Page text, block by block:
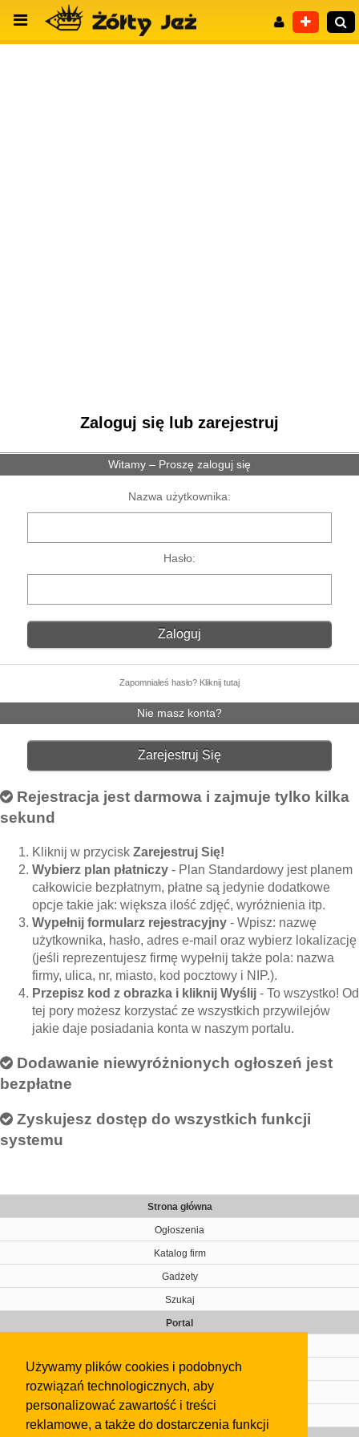
Używamy plików cookies i podobnych
rozwiązań technologicznych, aby
personalizować zawartość i treści
reklamowe, a także do dostarczenia funkcji
Zaloguj się lub zarejestruj
Witamy – Proszę zaloguj się
Nazwa użytkownika:
Hasło:
Zapomniałeś hasło? Kliknij tutaj
Nie masz konta?
Zarejestruj Się
Rejestracja jest darmowa i zajmuje tylko kilka
sekund
Kliknij w przycisk Zarejestruj Się!
Wybierz plan płatniczy - Plan Standardowy jest planem
całkowicie bezpłatnym, płatne są jedynie dodatkowe
opcje takie jak: większa ilość zdjęć, wyróżnienia itp.
Wypełnij formularz rejestracyjny - Wpisz: nazwę
użytkownika, hasło, adres e-mail oraz wybierz lokalizację
(jeśli reprezentujesz firmę wypełnij także pola: nazwa
firmy, ulica, nr, miasto, kod pocztowy i NIP.).
Przepisz kod z obrazka i kliknij Wyślij - To wszystko! Od
tej pory możesz korzystać ze wszystkich przywilejów
jakie daje posiadania konta w naszym portalu.
Dodawanie niewyróżnionych ogłoszeń jest
bezpłatne
Zyskujesz dostęp do wszystkich funkcji
systemu
Strona główna
Ogłoszenia
Katalog firm
Gadżety
Szukaj
Portal
Kontakt
Regulamin